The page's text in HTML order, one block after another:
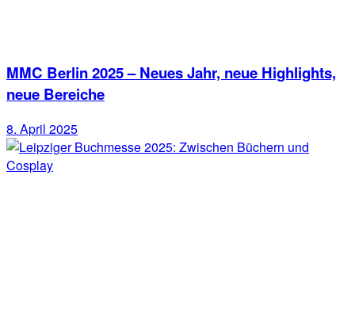
MMC Berlin 2025 – Neues Jahr, neue Highlights,
neue Bereiche
8. April 2025